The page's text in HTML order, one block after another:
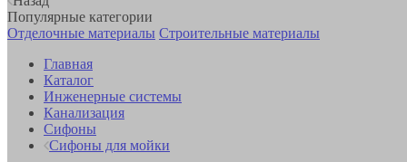
Популярные категории
Отделочные материалы Строительные материалы
Главная
Каталог
Инженерные системы
Канализация
Сифоны
Сифоны для мойки